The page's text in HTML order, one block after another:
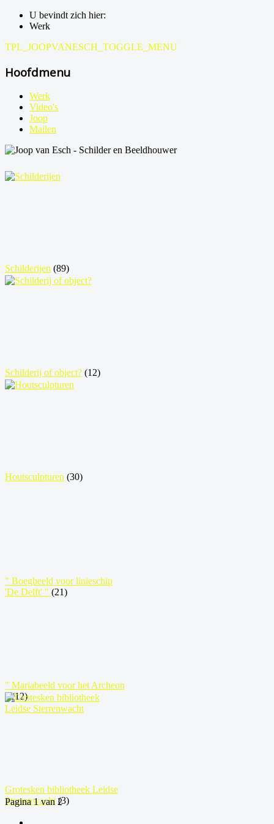
U bevindt zich hier:
Werk
TPL_JOOPVANESCH_TOGGLE_MENU
Hoofdmenu
Werk
Video's
Joop
Mailen
Schilderijen (89)
Schilderij of object? (12)
Houtsculpturen (30)
" Boegbeeld voor linieschip
'De Delft' " (21)
" Mariabeeld voor het Archeon
" (12)
Grotesken bibliotheek Leidse
Sterrenwacht (3)
Pagina 1 van 2